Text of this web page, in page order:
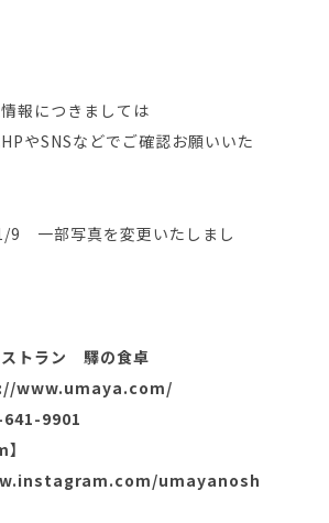
報につきましては
やSNSなどでご確認お願いいた
一部写真を変更いたしまし
トラン 驛の食卓
www.umaya.com/
641-9901
umayanosh